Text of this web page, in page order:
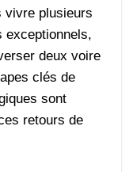
vivre plusieurs
exceptionnels,
deux voire
clés de
sont
retours de